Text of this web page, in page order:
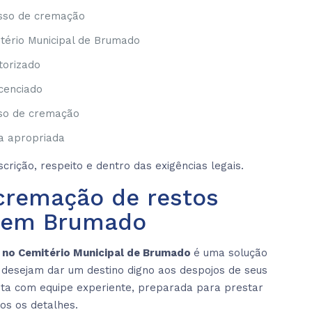
de cremação
Municipal de Brumado
de cremação
apropriada
respeito e dentro das exigências legais.
de restos
Brumado
Cemitério Municipal de Brumadoé uma solução
dar um destino digno aos despojos de seus
com equipe experiente, preparada para prestar
os detalhes.